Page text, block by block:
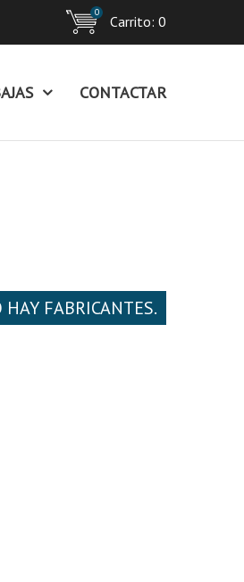
Carrito:
0
0
CONTACTAR
HAY FABRICANTES.